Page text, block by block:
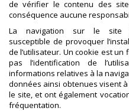
de vérifier le contenu des
conséquence aucune
La navigation sur le site
susceptible de provoquer
de l’utilisateur. Un cookie est
pas l’identification de
informations relatives à la
données ainsi obtenues visent
le site, et ont également
fréquentation.